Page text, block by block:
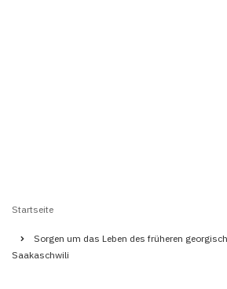
Startseite
Sorgen um das Leben des früheren
Saakaschwili